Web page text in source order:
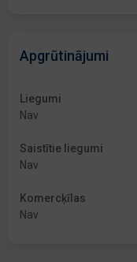
Apgrūtinājumi
Liegumi
Nav
Saistītie liegumi
Nav
Komercķīlas
Nav